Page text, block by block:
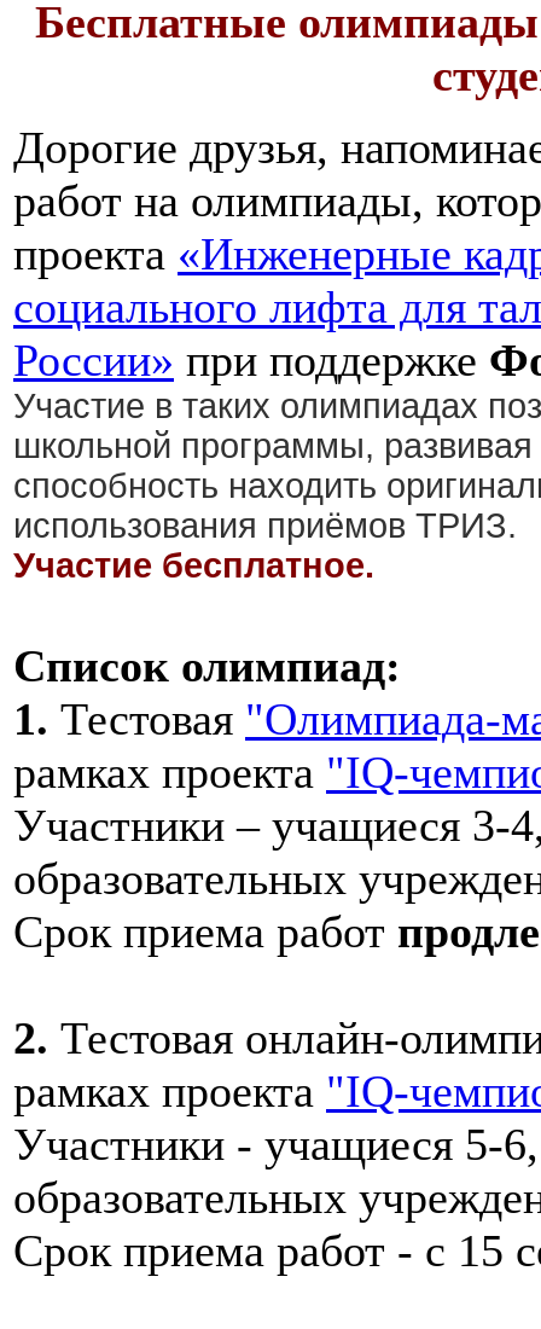
Бесплатные
Дорогие друзья,
работ на олимпиады,
проекта «Инженерные
социального лифта для
России» при поддержке
Участие в таких олимпиадах
школьной программы,
способность находить
использования приёмов ТРИЗ.
Участие бесплатное.
Список олимпиад:
1. Тестовая "Олимпиада-
рамках проекта "IQ-
Участники – учащиеся 3-
образовательных
Срок приема работ
2. Тестовая онлайн-
рамках проекта "IQ-
Участники - учащиеся 5-
образовательных
Срок приема работ - с 15